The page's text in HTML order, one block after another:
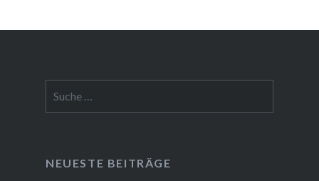
nach:
NEUESTE BEITRÄGE